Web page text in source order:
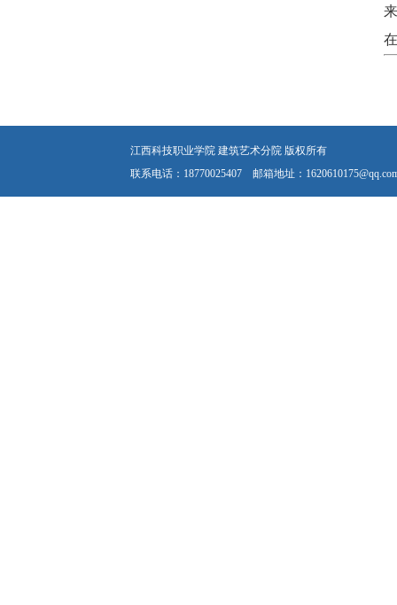
江西科技职业学院 建筑艺术分院 版权所有
联系电话：18770025407 邮箱地址：